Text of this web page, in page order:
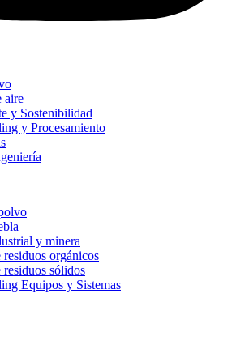
aire
y Sostenibilidad
y Procesamiento
y minera
orgánicos
sólidos
Equipos y Sistemas